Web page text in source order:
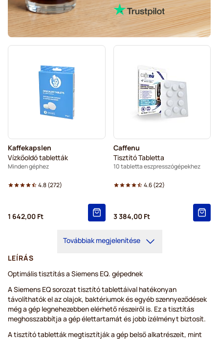
Kaffekapslen
Vízkőoldó tabletták
Minden géphez
4.8(272)
1 642,00 Ft
Caffenu
Tisztító Tabletta
10 tabletta eszpresszógépekhez
4.6(22)
3 384,00 Ft
Továbbiak megjelenítése
LEÍRÁS
Optimális tisztítás a Siemens EQ. gépednek
A Siemens EQ sorozat tisztító tablettáival hatékonyan
távolíthatók el az olajok, baktériumok és egyéb szennyeződések
még a gép legnehezebben elérhető részeiről is. Ez a tisztítás
meghosszabbítja a gép élettartamát és jobb ízélményt biztosít.
A tisztító tabletták megtisztítják a gép belső alkatrészeit, mint